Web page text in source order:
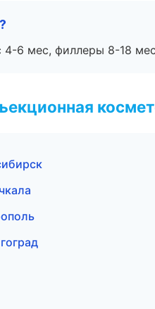
4-6 мес, филлеры 8-18